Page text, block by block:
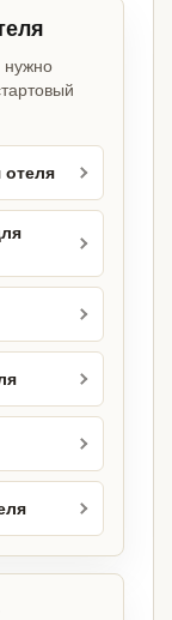
нужно
отеля